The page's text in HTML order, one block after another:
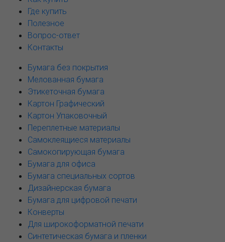
Где купить
Полезное
Вопрос-ответ
Контакты
Бумага без покрытия
Мелованная бумага
Этикеточная бумага
Картон Графический
Картон Упаковочный
Переплетные материалы
Самоклеящиеся материалы
Самокопирующая бумага
Бумага для офиса
Бумага специальных сортов
Дизайнерская бумага
Бумага для цифровой печати
Конверты
Для широкоформатной печати
Синтетическая бумага и пленки